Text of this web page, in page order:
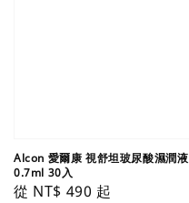
Alcon 愛爾康 視舒坦玻尿酸濕潤液
0.7ml 30入
Regular
從 NT$ 490 起